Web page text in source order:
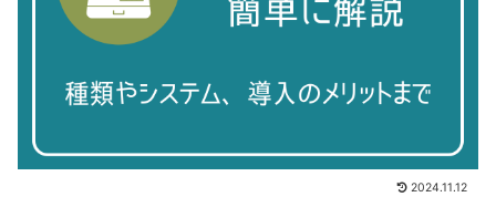
2024.11.12